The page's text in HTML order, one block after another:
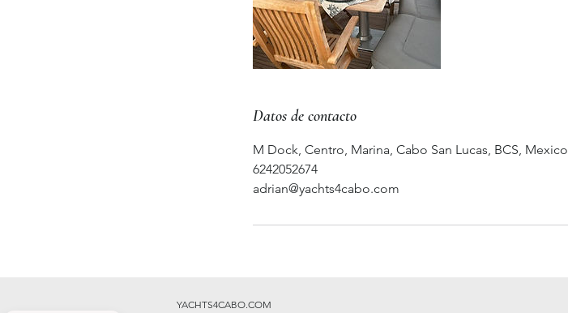
Datos de contacto
M Dock, Centro, Marina, Cabo San Lucas, BCS, Mexico
6242052674
adrian@yachts4cabo.com
YACHTS4CABO.COM